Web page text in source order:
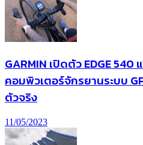
GARMIN เปิดตัว EDGE 540
คอมพิวเตอร์จักรยานระบบ
ตัวจริง
11/05/2023